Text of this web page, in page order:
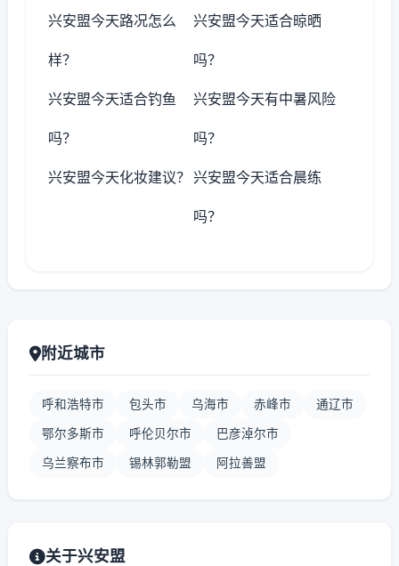
兴安盟今天路况怎么
样？
兴安盟今天适合晾晒
吗？
兴安盟今天适合钓鱼
吗？
兴安盟今天有中暑风险
吗？
兴安盟今天化妆建议？ 兴安盟今天适合晨练
吗？
附近城市
呼和浩特市 包头市 乌海市 赤峰市 通辽市
鄂尔多斯市 呼伦贝尔市 巴彦淖尔市
乌兰察布市 锡林郭勒盟 阿拉善盟
关于兴安盟